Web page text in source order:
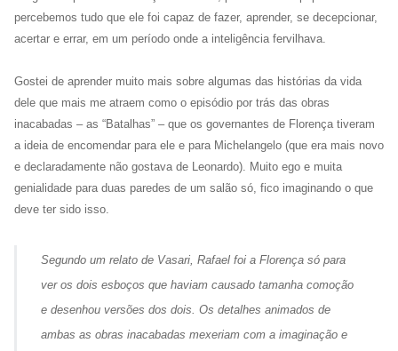
percebemos tudo que ele foi capaz de fazer, aprender, se decepcionar,
acertar e errar, em um período onde a inteligência fervilhava.
Gostei de aprender muito mais sobre algumas das histórias da vida
dele que mais me atraem como o episódio por trás das obras
inacabadas – as “Batalhas” – que os governantes de Florença tiveram
a ideia de encomendar para ele e para Michelangelo (que era mais novo
e declaradamente não gostava de Leonardo). Muito ego e muita
genialidade para duas paredes de um salão só, fico imaginando o que
deve ter sido isso.
Segundo um relato de Vasari, Rafael foi a Florença só para
ver os dois esboços que haviam causado tamanha comoção
e desenhou versões dos dois. Os detalhes animados de
ambas as obras inacabadas mexeriam com a imaginação e